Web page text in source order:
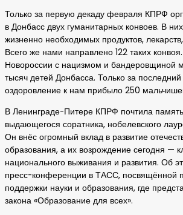
Только за первую декаду февраля КПРФ
в Донбасс двух гуманитарных конвоев. В
жизненно необходимых продуктов,
Всего же нами направлено 122 таких
Новороссии с нацизмом и бандеровщиной
тысяч детей Донбасса. Только за
оздоровление к нам прибыло 250
В Ленинграде-Питере КПРФ почтила
выдающегося соратника, нобелевского
Он внёс огромный вклад в развитие
образования, а их возрождение сегодня —
национального выживания и развития. Об
пресс-конференции в ТАСС, посвящённой
поддержки науки и образования, где
закона «Образование для всех».